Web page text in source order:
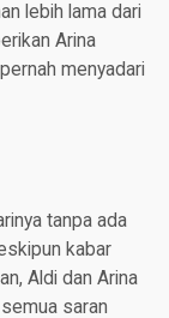
lebih lama dari
Arina
menyadari
tanpa ada
kabar
Aldi dan Arina
saran